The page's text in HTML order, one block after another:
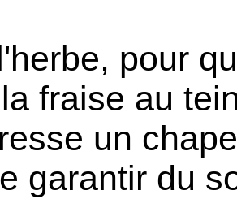
pour
fraise au
un
garantir du